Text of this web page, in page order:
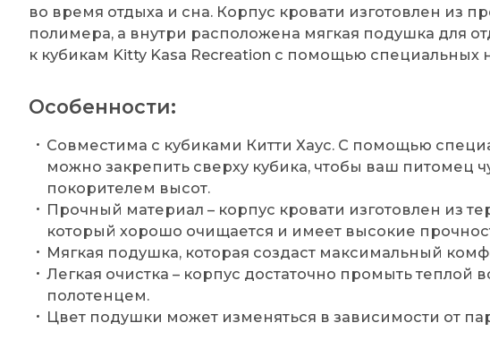
во время отдыха и сна. Корпус кровати изготовлен из
полимера, а внутри расположена мягкая подушка для
к кубикам Kitty Kasa Recreation с помощью специальных
Особенности:
Совместима с кубиками Китти Хаус. С помощью
можно закрепить сверху кубика, чтобы ваш питомец
покорителем высот.
Прочный материал – корпус кровати изготовлен из
который хорошо очищается и имеет высокие
Мягкая подушка, которая создаст максимальный
Легкая очистка – корпус достаточно промыть теплой
полотенцем.
Цвет подушки может изменяться в зависимости от